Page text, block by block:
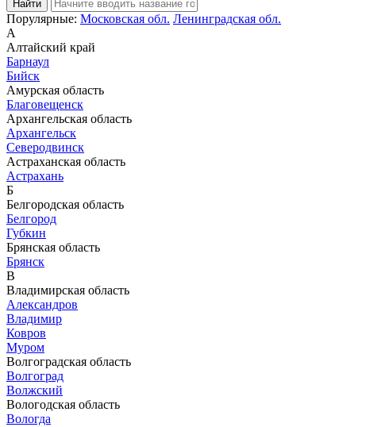
Порулярные: Московская обл. Ленинградская обл.
А
Алтайский край
Барнаул
Бийск
Амурская область
Благовещенск
Архангельская область
Архангельск
Северодвинск
Астраханская область
Астрахань
Б
Белгородская область
Белгород
Губкин
Брянская область
Брянск
В
Владимирская область
Александров
Владимир
Ковров
Муром
Волгоградская область
Волгоград
Волжский
Вологодская область
Вологда